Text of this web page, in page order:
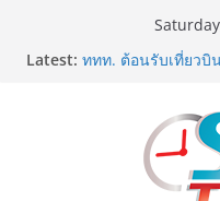
Latest: ททท. ต้อนรับเที่ยวบิ
เที่ยวแรกบินแรก 6
ม.วลัยลักษณ์ จับมือ
สารสนเทศการแพ